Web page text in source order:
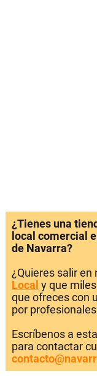
¿Tienes una
local comercial
de Navarra?
¿Quieres salir en
Local y que
que ofreces con
por
Escríbenos a
para contactar